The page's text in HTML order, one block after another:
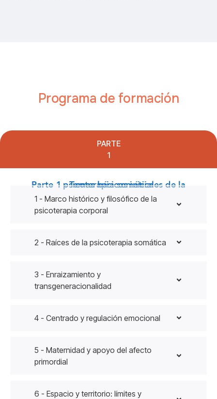
Programa de formación
PARTE
1
Parte 1 - Temas básicos iniciales de la psicoterapia somática
1 - Marco histórico y filosófico de la
psicoterapia corporal
2 - Raíces de la psicoterapia somática
3 - Enraizamiento y
transgeneracionalidad
4 - Centrado y regulación emocional
5 - Maternidad y apoyo del afecto
primordial
6 - Espacio y territorio: límites y